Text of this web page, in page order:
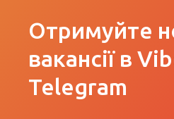
Отримуйте
вакансії в
Telegram